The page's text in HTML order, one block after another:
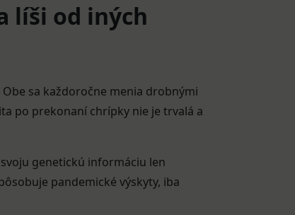
líši od iných
Obe sa každoročne menia drobnými
po prekonaní chrípky nie je trvalá a
genetickú informáciu len
pandemické výskyty, iba